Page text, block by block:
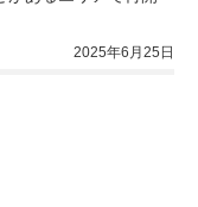
2025年6月25日